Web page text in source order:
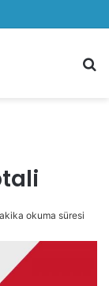
okuma süresi